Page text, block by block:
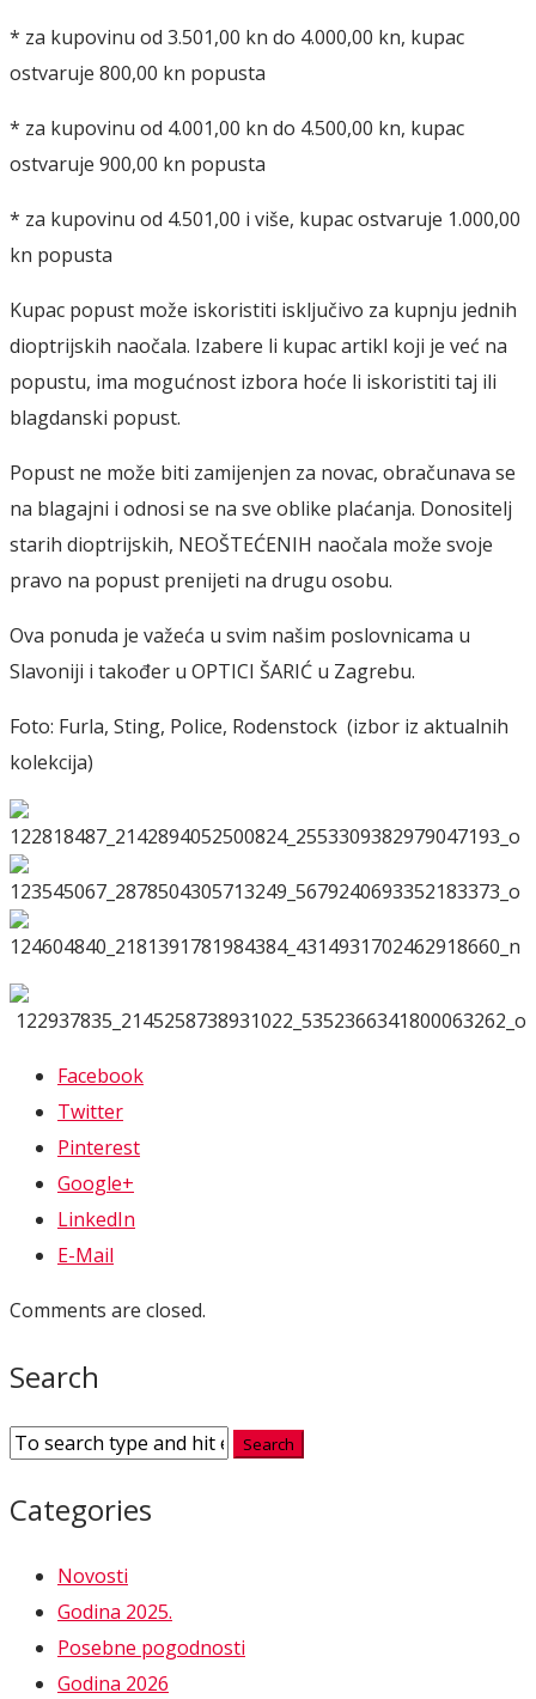
* za kupovinu od 3.501,00 kn do 4.000,00 kn, kupac
ostvaruje 800,00 kn popusta
* za kupovinu od 4.001,00 kn do 4.500,00 kn, kupac
ostvaruje 900,00 kn popusta
* za kupovinu od 4.501,00 i više, kupac ostvaruje 1.000,00
kn popusta
Kupac popust može iskoristiti isključivo za kupnju jednih
dioptrijskih naočala. Izabere li kupac artikl koji je već na
popustu, ima mogućnost izbora hoće li iskoristiti taj ili
blagdanski popust.
Popust ne može biti zamijenjen za novac, obračunava se
na blagajni i odnosi se na sve oblike plaćanja. Donositelj
starih dioptrijskih, NEOŠTEĆENIH naočala može svoje
pravo na popust prenijeti na drugu osobu.
Ova ponuda je važeća u svim našim poslovnicama u
Slavoniji i također u OPTICI ŠARIĆ u Zagrebu.
Foto: Furla, Sting, Police, Rodenstock (izbor iz aktualnih
kolekcija)
Facebook
Twitter
Pinterest
Google+
LinkedIn
E-Mail
Comments are closed.
Search
Categories
Novosti
Godina 2025.
Posebne pogodnosti
Godina 2026